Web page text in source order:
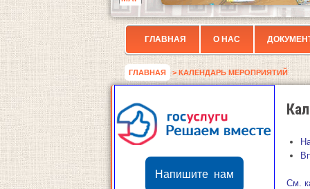
ГЛАВНАЯ О НАС
ГЛАВНАЯ > КАЛЕНДАРЬ МЕРОПРИЯТИЙ
Напишите нам
См.